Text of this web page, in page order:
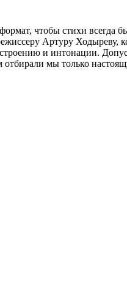
чтобы стихи всегда
Артуру Ходыреву,
и интонации.
мы только